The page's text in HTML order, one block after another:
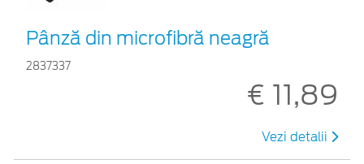
Pânză din microfibră neagră
2837337
€ 11,89
Vezi detalii